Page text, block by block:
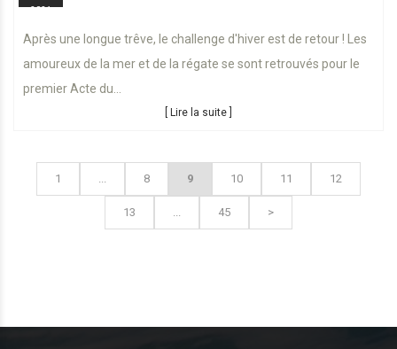
2021
Après une longue trêve, le challenge d'hiver est de retour ! Les
amoureux de la mer et de la régate se sont retrouvés pour le
premier Acte du...
[ Lire la suite ]
1 ... 8 9 10 11 12
13 ... 45 >